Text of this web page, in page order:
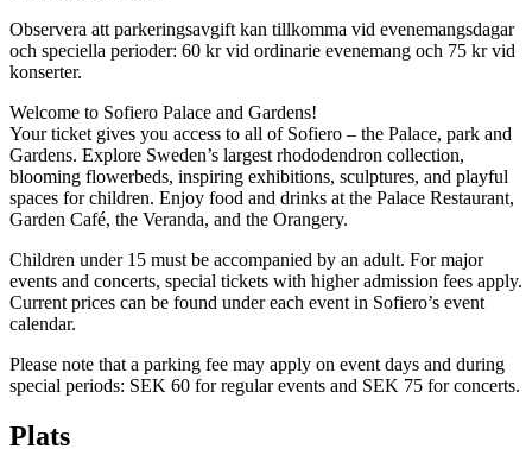
Observera att parkeringsavgift kan tillkomma vid evenemangsdagar
och speciella perioder: 60 kr vid ordinarie evenemang och 75 kr vid
konserter.
Welcome to Sofiero Palace and Gardens!
Your ticket gives you access to all of Sofiero – the Palace, park and
Gardens. Explore Sweden’s largest rhododendron collection,
blooming flowerbeds, inspiring exhibitions, sculptures, and playful
spaces for children. Enjoy food and drinks at the Palace Restaurant,
Garden Café, the Veranda, and the Orangery.
Children under 15 must be accompanied by an adult. For major
events and concerts, special tickets with higher admission fees apply.
Current prices can be found under each event in Sofiero’s event
calendar.
Please note that a parking fee may apply on event days and during
special periods: SEK 60 for regular events and SEK 75 for concerts.
Plats